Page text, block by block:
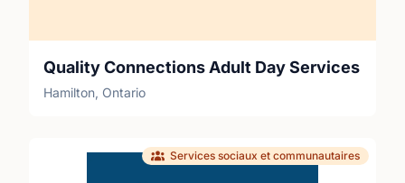
Quality Connections Adult Day Services
Hamilton, Ontario
Services sociaux et communautaires